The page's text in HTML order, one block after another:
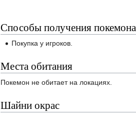
Способы получения покемона
Покупка у игроков.
Места обитания
Покемон не обитает на локациях.
Шайни окрас